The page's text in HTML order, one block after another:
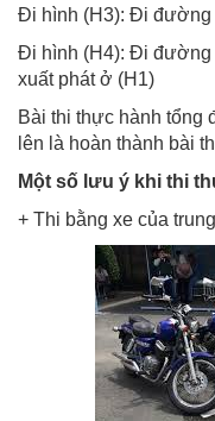
Đi hình (H3): Đi đường
Đi hình (H4): Đi đường
xuất phát ở (H1)
Bài thi thực hành tổng
lên là hoàn thành bài
Một số lưu ý khi thi
+ Thi bằng xe của